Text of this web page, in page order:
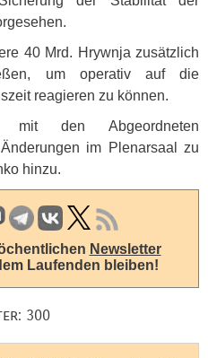
40 Mrd. Hrywnja zusätzlich
um operativ auf die
reagieren zu können.
mit den Abgeordneten
im Plenarsaal zu
hinzu.
Newsletter
Laufenden bleiben!
300